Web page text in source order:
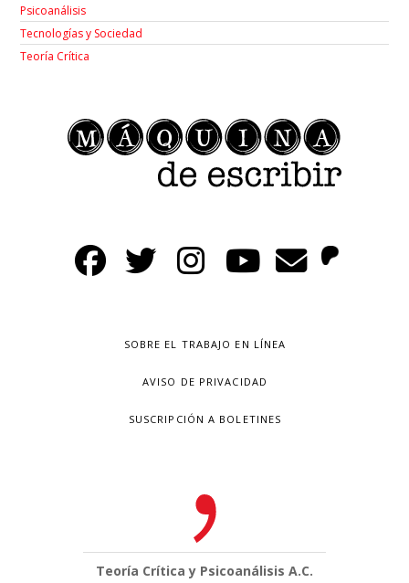
Psicoanálisis
Tecnologías y Sociedad
Teoría Crítica
SOBRE EL TRABAJO EN LÍNEA
AVISO DE PRIVACIDAD
SUSCRIPCIÓN A BOLETINES
Teoría Crítica y Psicoanálisis A.C.